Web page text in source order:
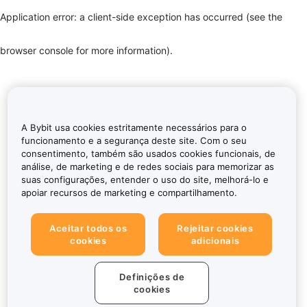
Application error: a client-side exception has occurred (see the
browser console for more information).
A Bybit usa cookies estritamente necessários para o
funcionamento e a segurança deste site. Com o seu
consentimento, também são usados cookies funcionais, de
análise, de marketing e de redes sociais para memorizar as
suas configurações, entender o uso do site, melhorá-lo e
apoiar recursos de marketing e compartilhamento.
Aceitar todos os
cookies
Rejeitar cookies
adicionais
Definições de
cookies